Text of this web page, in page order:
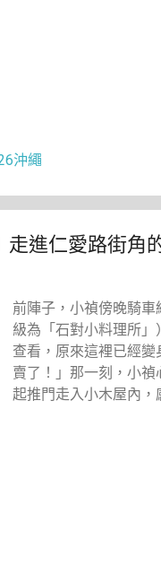
沖繩
走進仁愛路街
前陣子，小禎傍晚騎
級為「石對小料理所
查看，原來這裡已經
賣了！」那一刻，小
起推門走入小木屋內，